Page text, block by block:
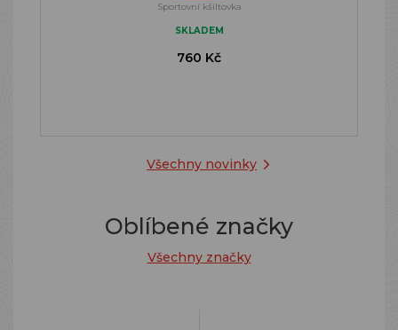
Všechny novinky
Sportovní kšiltovka
SKLADEM
760 Kč
Oblíbené značky
Všechny značky